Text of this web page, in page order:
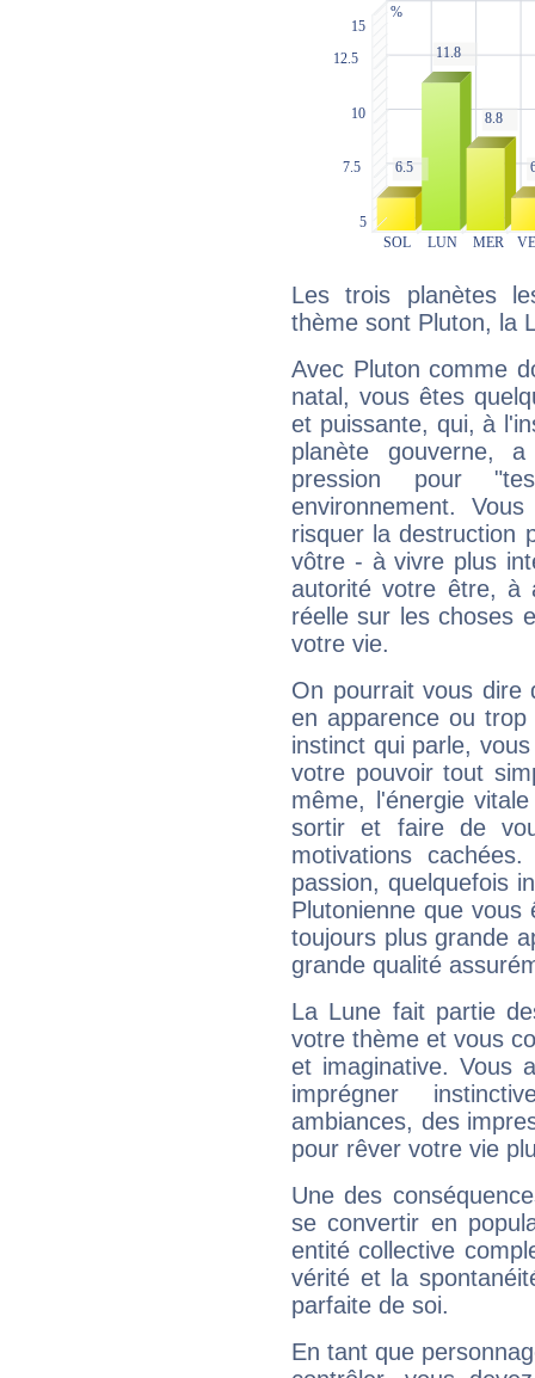
Les trois planètes
thème sont Pluton, la
Avec Pluton comme
natal, vous êtes
et puissante, qui, à
planète gouverne,
pression pour
environnement.
risquer la destruction
vôtre - à vivre plus
autorité votre être, à
réelle sur les choses
votre vie.
On pourrait vous dire
en apparence ou
instinct qui parle,
votre pouvoir tout
même, l'énergie
sortir et faire de
motivations
passion, quelquefois
Plutonienne que
toujours plus grande
grande qualité
La Lune fait partie
votre thème et vous
et imaginative. Vous
imprégner
ambiances, des
pour rêver votre vie
Une des
se convertir en
entité collective
vérité et la
parfaite de soi.
En tant que